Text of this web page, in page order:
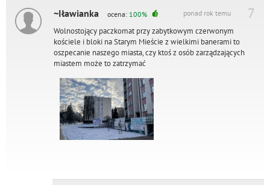
~Iławianka 7
ponad rok temu
ocena: 100%
Wolnostojący paczkomat przy zabytkowym czerwonym
kościele i bloki na Starym Mieście z wielkimi banerami to
oszpecanie naszego miasta, czy ktoś z osób zarządzających
miastem może to zatrzymać